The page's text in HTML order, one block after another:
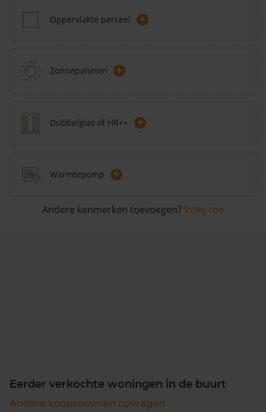
Oppervlakte perceel +
Zonnepanelen +
Dubbelglas of HR++ +
Warmtepomp +
Andere kenmerken toevoegen? Voeg toe
Eerder verkochte woningen in de buurt
Andere koopsommen opvragen